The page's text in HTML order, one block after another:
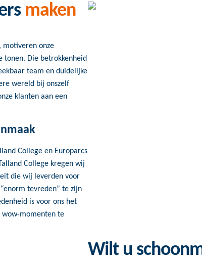
maken
motiveren onze
tonen. Die betrokkenheid
team en duidelijke
wereld bij onszelf
klanten aan een
College en Europarcs
College kregen wij
die wij leverden voor
tevreden” te zijn
is voor ons het
wow-momenten te
Wilt u